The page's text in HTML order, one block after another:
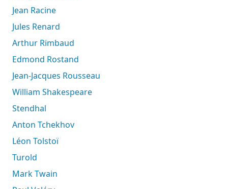
Jean Racine
Jules Renard
Arthur Rimbaud
Edmond Rostand
Jean-Jacques Rousseau
William Shakespeare
Stendhal
Anton Tchekhov
Léon Tolstoï
Turold
Mark Twain